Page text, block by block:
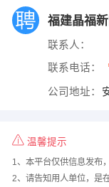
福建晶福
联系人：
联系电话：
公司地址：
温馨提示
1、本平台仅供信息发布
2、请告知用人单位，是